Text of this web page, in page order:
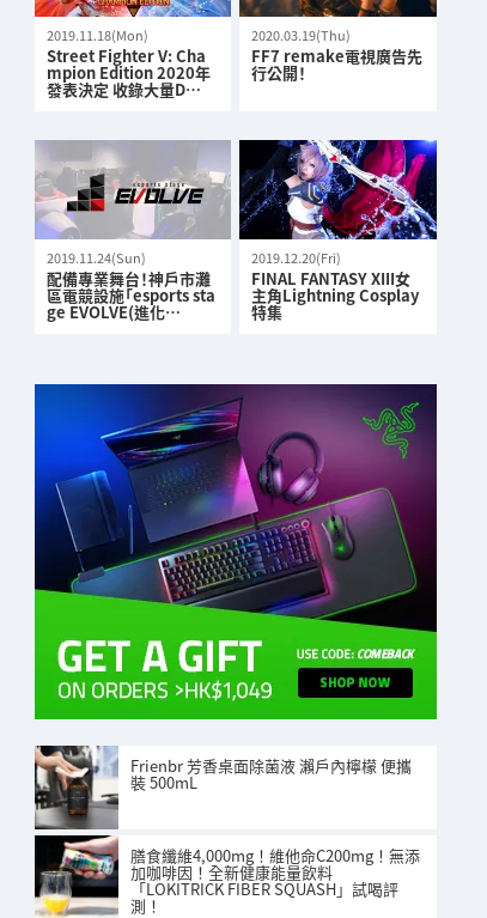
2019.11.18(Mon)
Street Fighter V: Cha
mpion Edition 2020年
發表決定 收錄大量D…
2020.03.19(Thu)
FF7 remake電視廣告先
行公開！
2019.11.24(Sun)
配備專業舞台！神戶市灘
區電競設施「esports sta
ge EVOLVE(進化…
2019.12.20(Fri)
FINAL FANTASY XIII女
主角Lightning Cosplay
特集
Frienbr 芳香桌面除菌液 瀨戶內檸檬 便攜
裝 500mL
膳食纖維4,000mg！維他命C200mg！無添
加咖啡因！全新健康能量飲料
「LOKITRICK FIBER SQUASH」試喝評
測！